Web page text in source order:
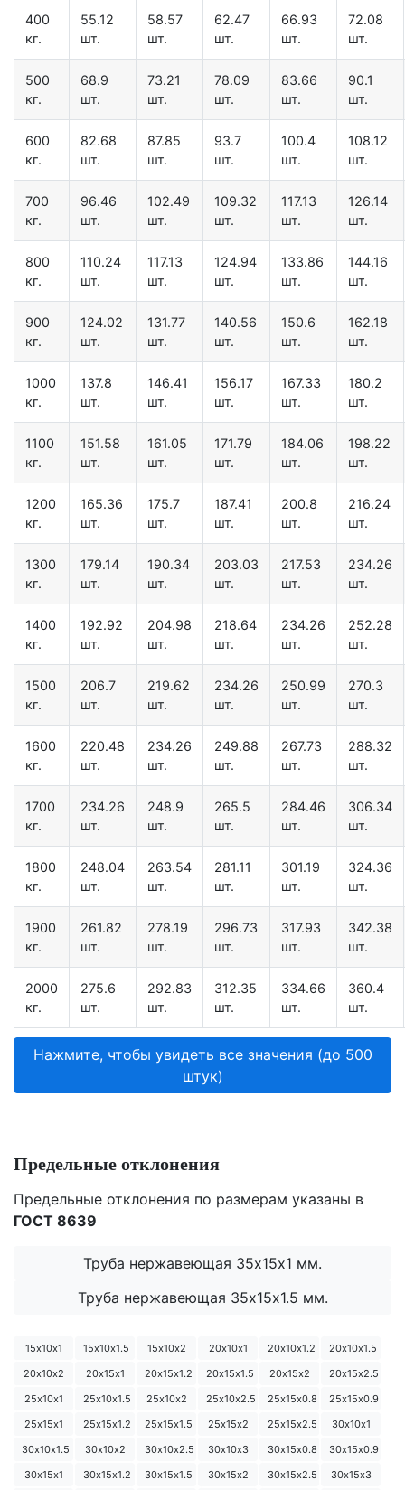
400
кг.
55.12
шт.
58.57
шт.
62.47
шт.
66.93
шт.
72.08
шт.
500
кг.
68.9
шт.
73.21
шт.
78.09
шт.
83.66
шт.
90.1
шт.
600
кг.
82.68
шт.
87.85
шт.
93.7
шт.
100.4
шт.
108.12
шт.
700
кг.
96.46
шт.
102.49
шт.
109.32
шт.
117.13
шт.
126.14
шт.
800
кг.
110.24
шт.
117.13
шт.
124.94
шт.
133.86
шт.
144.16
шт.
900
кг.
124.02
шт.
131.77
шт.
140.56
шт.
150.6
шт.
162.18
шт.
1000
кг.
137.8
шт.
146.41
шт.
156.17
шт.
167.33
шт.
180.2
шт.
1100
кг.
151.58
шт.
161.05
шт.
171.79
шт.
184.06
шт.
198.22
шт.
1200
кг.
165.36
шт.
175.7
шт.
187.41
шт.
200.8
шт.
216.24
шт.
1300
кг.
179.14
шт.
190.34
шт.
203.03
шт.
217.53
шт.
234.26
шт.
1400
кг.
192.92
шт.
204.98
шт.
218.64
шт.
234.26
шт.
252.28
шт.
1500
кг.
206.7
шт.
219.62
шт.
234.26
шт.
250.99
шт.
270.3
шт.
1600
кг.
220.48
шт.
234.26
шт.
249.88
шт.
267.73
шт.
288.32
шт.
1700
кг.
234.26
шт.
248.9
шт.
265.5
шт.
284.46
шт.
306.34
шт.
1800
кг.
248.04
шт.
263.54
шт.
281.11
шт.
301.19
шт.
324.36
шт.
1900
кг.
261.82
шт.
278.19
шт.
296.73
шт.
317.93
шт.
342.38
шт.
2000
кг.
275.6
шт.
292.83
шт.
312.35
шт.
334.66
шт.
360.4
шт.
Нажмите, чтобы увидеть все значения (до 500
штук)
Предельные отклонения
Предельные отклонения по размерам указаны в
ГОСТ 8639
Труба нержавеющая 35х15х1 мм.
Труба нержавеющая 35х15х1.5 мм.
15х10х1 15х10х1.5 15х10х2 20х10х1 20х10х1.2
20х10х1.5
20х10х2
20х15х1 20х15х1.2 20х15х1.5 20х15х2
20х15х2.5
25х10х1
25х10х1.5 25х10х2 25х10х2.5 25х15х0.8
25х15х0.9
25х15х1
25х15х1.2 25х15х1.5 25х15х2 25х15х2.5
30х10х1
30х10х1.5
30х10х2 30х10х2.5 30х10х3 30х15х0.8
30х15х0.9
30х15х1
30х15х1.2 30х15х1.5 30х15х2 30х15х2.5
30х15х3